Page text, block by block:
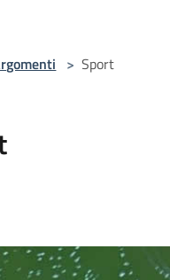
> Sport